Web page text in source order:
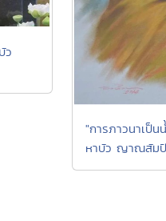
ว
"การภาวนาเป็
หาบัว ญาณสัมปั